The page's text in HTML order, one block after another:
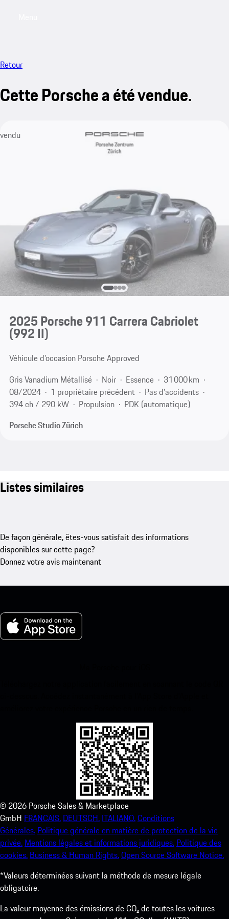
Retour
Cette Porsche a été vendue.
vendu
2025 Porsche 911 Carrera Cabriolet
(992 II)
Véhicule d’occasion Porsche Approved
Gris Vanadium Métallisé
Noir Essence
31 000 km
08/2024
1 propriétaire précédent
Pas d'accidents
394 ch / 290 kW
Propulsion
PDK (automatique)
Porsche Studio Zürich
Listes similaires
De façon générale, êtes-vous satisfait des informations
disponibles sur cette page?
Donnez votre avis maintenant
© 2026 Porsche Sales & Marketplace
GmbH FRANCAIS. DEUTSCH. ITALIANO.Conditions
Générales. Politique générale en matière de protection de la vie
privée. Mentions légales et informations juridiques. Politique des
cookies. Business & Human Rights.Open Source Software Notice.
*Valeurs déterminées suivant la méthode de mesure légale
obligatoire.
La valeur moyenne des émissions de CO₂ de toutes les voitures